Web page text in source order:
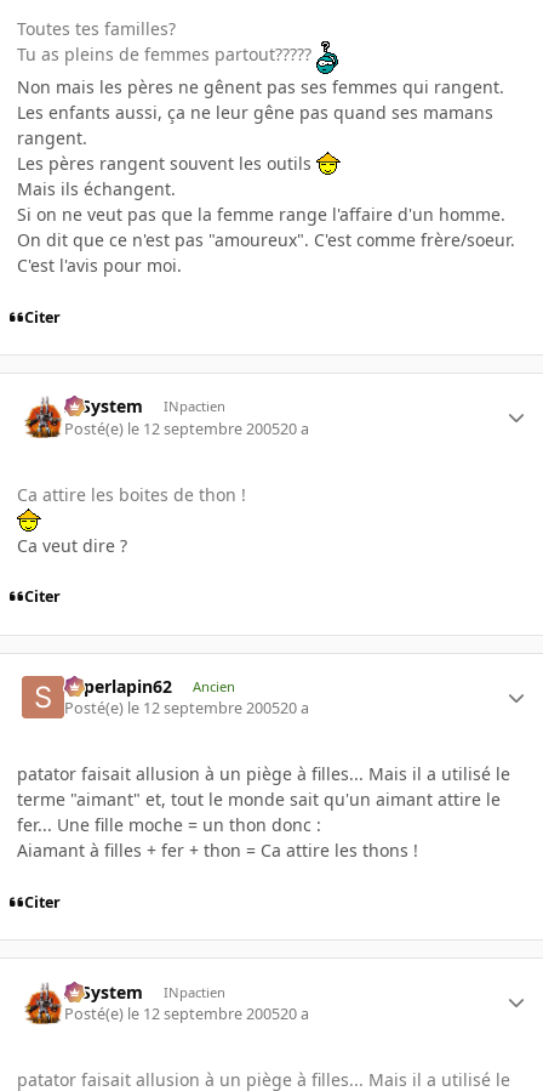
Toutes tes familles?
Tu as pleins de femmes partout?????
Non mais les pères ne gênent pas ses femmes qui rangent.
Les enfants aussi, ça ne leur gêne pas quand ses mamans
rangent.
Les pères rangent souvent les outils
Mais ils échangent.
Si on ne veut pas que la femme range l'affaire d'un homme.
On dit que ce n'est pas "amoureux". C'est comme frère/soeur.
C'est l'avis pour moi.
Citer
X-System INpactien
Posté(e) le 12 septembre 200520 a
Ca attire les boites de thon !
Ca veut dire ?
Citer
superlapin62 Ancien
Posté(e) le 12 septembre 200520 a
patator faisait allusion à un piège à filles... Mais il a utilisé le
terme "aimant" et, tout le monde sait qu'un aimant attire le
fer... Une fille moche = un thon donc :
Aiamant à filles + fer + thon = Ca attire les thons !
Citer
X-System INpactien
Posté(e) le 12 septembre 200520 a
patator faisait allusion à un piège à filles... Mais il a utilisé le